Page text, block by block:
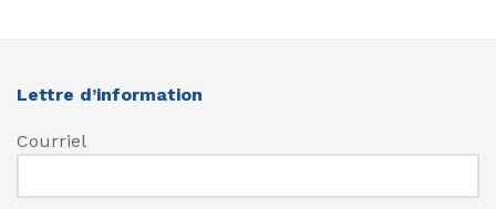
Lettre d’information
Courriel